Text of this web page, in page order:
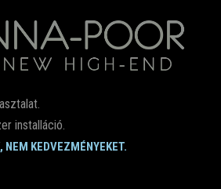
installáció.
KEDVEZMÉNYEKET.